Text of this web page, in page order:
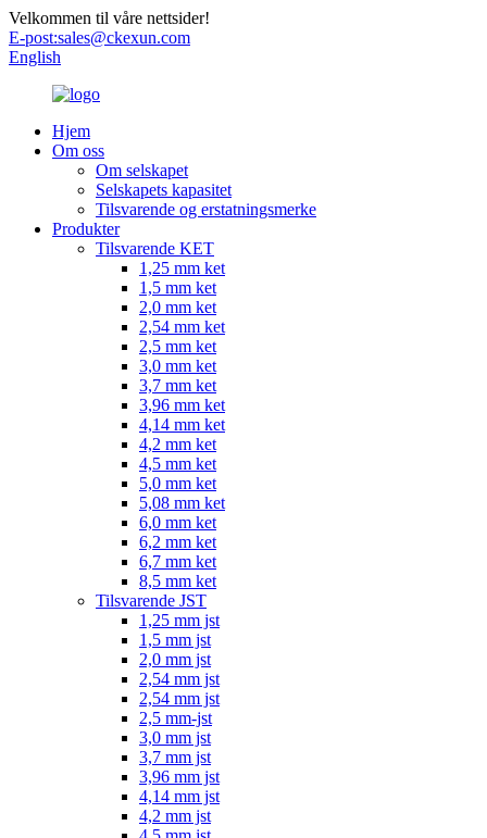
Velkommen til våre nettsider!
E-post:sales@ckexun.com
English
Hjem
Om oss
Om selskapet
Selskapets kapasitet
Tilsvarende og erstatningsmerke
Produkter
Tilsvarende KET
1,25 mm ket
1,5 mm ket
2,0 mm ket
2,54 mm ket
2,5 mm ket
3,0 mm ket
3,7 mm ket
3,96 mm ket
4,14 mm ket
4,2 mm ket
4,5 mm ket
5,0 mm ket
5,08 mm ket
6,0 mm ket
6,2 mm ket
6,7 mm ket
8,5 mm ket
Tilsvarende JST
1,25 mm jst
1,5 mm jst
2,0 mm jst
2,54 mm jst
2,54 mm jst
2,5 mm-jst
3,0 mm jst
3,7 mm jst
3,96 mm jst
4,14 mm jst
4,2 mm jst